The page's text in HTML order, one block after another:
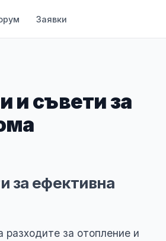
Заявки
и съвети за
за ефективна
разходите за отопление и